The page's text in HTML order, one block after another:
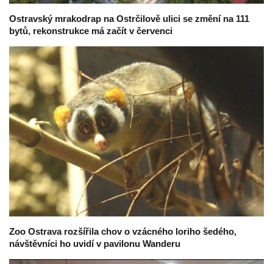
Ostravský mrakodrap na Ostrčilově ulici se změní na 111
bytů, rekonstrukce má začít v červenci
Zoo Ostrava rozšířila chov o vzácného loriho šedého,
návštěvníci ho uvidí v pavilonu Wanderu